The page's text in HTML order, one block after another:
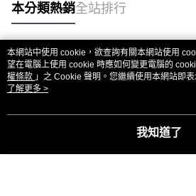
本分類熱銷全站排行
熱門標籤
本網站中使用 cookie，欲查詢有關本網站使用
望在電腦上使用 cookie 時應如何變更電腦的
權條款 」之 Cookie 聲明。您繼續使用本網站即
用條款之 Cookie 聲明使用 cookie。
了解更多 >
我知道了